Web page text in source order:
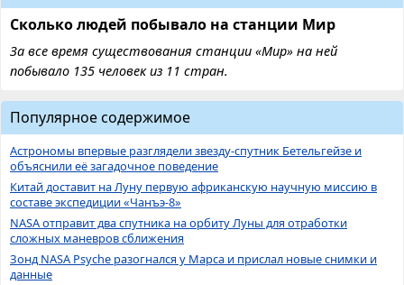
Сколько людей побывало на станции Мир
За все время существования станции «Мир» на ней
побывало 135 человек из 11 стран.
Популярное содержимое
Астрономы впервые разглядели звезду-спутник Бетельгейзе и
объяснили её загадочное поведение
Китай доставит на Луну первую африканскую научную миссию в
составе экспедиции «Чанъэ-8»
NASA отправит два спутника на орбиту Луны для отработки
сложных маневров сближения
Зонд NASA Psyche разогнался у Марса и прислал новые снимки и
данные